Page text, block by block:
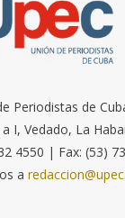
Periodistas de
I, Vedado, La
4550 | Fax: (53)
a